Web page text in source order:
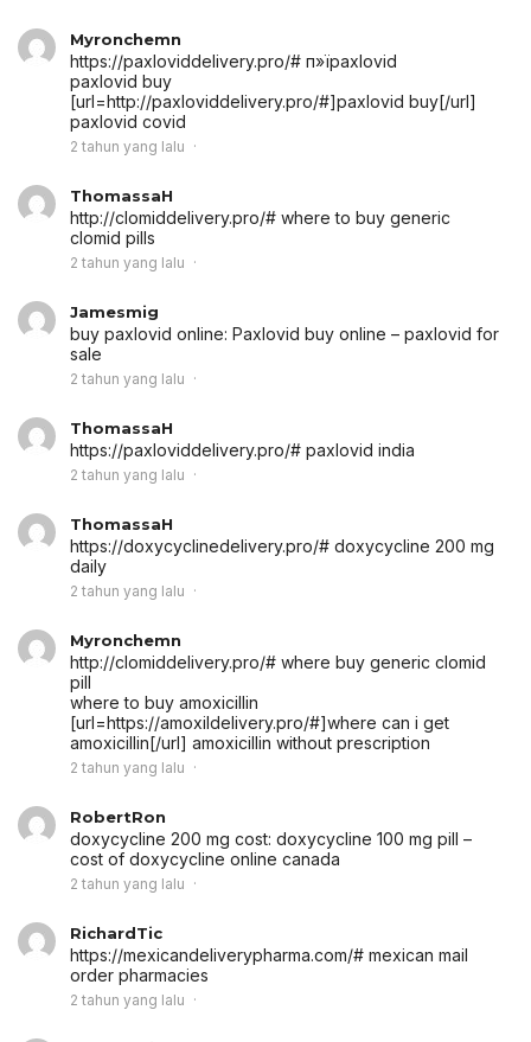
Myronchemn
https://paxloviddelivery.pro/# п»їpaxlovid
paxlovid buy
[url=http://paxloviddelivery.pro/#]paxlovid buy[/url]
paxlovid covid
2 tahun yang lalu
ThomassaH
http://clomiddelivery.pro/# where to buy generic
clomid pills
2 tahun yang lalu
Jamesmig
buy paxlovid online: Paxlovid buy online – paxlovid for
sale
2 tahun yang lalu
ThomassaH
https://paxloviddelivery.pro/# paxlovid india
2 tahun yang lalu
ThomassaH
https://doxycyclinedelivery.pro/# doxycycline 200 mg
daily
2 tahun yang lalu
Myronchemn
http://clomiddelivery.pro/# where buy generic clomid
pill
where to buy amoxicillin
[url=https://amoxildelivery.pro/#]where can i get
amoxicillin[/url] amoxicillin without prescription
2 tahun yang lalu
RobertRon
doxycycline 200 mg cost: doxycycline 100 mg pill –
cost of doxycycline online canada
2 tahun yang lalu
RichardTic
https://mexicandeliverypharma.com/# mexican mail
order pharmacies
2 tahun yang lalu